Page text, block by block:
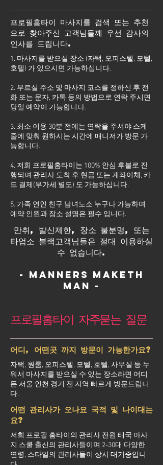
프로필홈타이 마사지를 검색 또는 추천
으로 찾아주신 고객님들께 우선 감사의
인사를 드립니다.
1. 마사지를 받으실 장소 (자택, 오피스텔, 모텔,
호텔) 가 있으시면 가능하십니다.
2. 부르실 주소 및 마사지 코스를 정하신 후 전
화 또는 문자, 카톡 등의 방법으로 연락 주시면
당일 예약이 가능합니다.
3. 최소 이용 30분 전에는 연락을 주셔야 스케
줄에 맞춰 원하시는 시간에 매니저가 방문 가
능합니다.
4. 저희 프로필홈타이는 100% 안심 후불로 진
행되며 관리사 도착 후 현금 또는 계좌이체, 카
드 결제(부가세 별도) 도 가능하십니다.
5. 가족 연인 친구 남녀노소 누구나 가능하며
예약 인원과 장소 설명은 필수 입니다.
만취, 발신제한, 장소 불분명, 또는
타업소 블랙고객님들은 절대 이용하실
수 없습니다.
- Manners maketh
man -
프로필홈타이 자주묻는 질문
어디, 어떤곳 까지 방문이 가능한가요?
자택, 원룸, 오피스텔, 모텔, 호텔, 사무실 등 누
워서 마사지를 받으실 수 있는 장소라면 어디
든 서울 인천 경기 전 지역 빠르게 방문드립니
다.
어떤 관리사가 오나요 국적 및 나이대는
요?
저희 프로필 홈타이의 관리사 전원 태국 마사
지 스쿨 출신의 관리사들이며 2-30대 다양한
연령, 스타일의 관리사들이 상시 대기중입니